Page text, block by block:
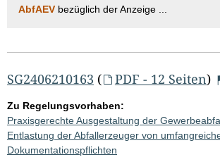
AbfAEV bezüglich der Anzeige ...
SG2406210163 ( PDF - 12 Seiten)
Zu Regelungsvorhaben:
Praxisgerechte Ausgestaltung der
Entlastung der Abfallerzeuger von
Dokumentationspflichten